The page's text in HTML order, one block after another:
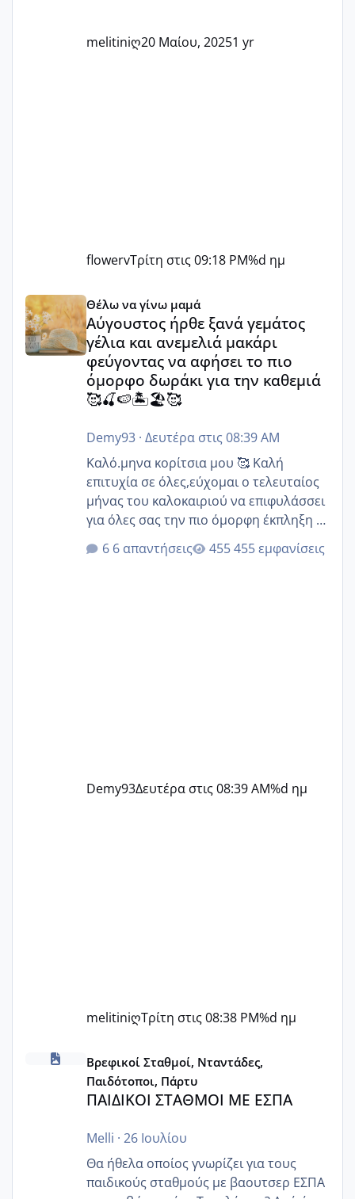
melitiniღ20 Μαίου, 20251 yr
flowervΤρίτη στις 09:18 PM%d ημ
Αύγουστος ήρθε ξανά γεμάτος γέλια και ανεμελιά
Θέλω να γίνω μαμά
Αύγουστος ήρθε ξανά γεμάτος
γέλια και ανεμελιά μακάρι
φεύγοντας να αφήσει το πιο
όμορφο δωράκι για την καθεμιά
🥰🍒🍉🏝️🏖️🥰
Demy93· Δευτέρα στις 08:39 AM
Καλό.μηνα κορίτσια μου 🥰 Καλή
επιτυχία σε όλες,εύχομαι ο τελευταίος
μήνας του καλοκαιριού να επιφυλάσσει
για όλες σας την πιο όμορφη έκπληξη 🧿
@Elk @Melikara86 @Παρασκευαιδου
@Zenia z @melitiniღ @Christi.D.
6 απαντήσεις 455 εμφανίσεις
Demy93Δευτέρα στις 08:39 AM%d ημ
melitiniღΤρίτη στις 08:38 PM%d ημ
ΠΑΙΔΙΚΟΙ ΣΤΑΘΜΟΙ ΜΕ ΕΣΠΑ
Βρεφικοί Σταθμοί, Νταντάδες,
Παιδότοποι, Πάρτυ
ΠΑΙΔΙΚΟΙ ΣΤΑΘΜΟΙ ΜΕ ΕΣΠΑ
Melli · 26 Ιουλίου
Θα ήθελα οποίος γνωρίζει για τους
παιδικούς σταθμούς με βαουτσερ ΕΣΠΑ